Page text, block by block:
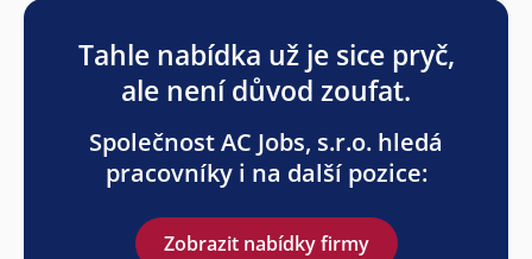
Tahle nabídka už je sice pryč,
ale není důvod zoufat.
Společnost AC Jobs, s.r.o. hledá
pracovníky i na další pozice:
Zobrazit nabídky firmy